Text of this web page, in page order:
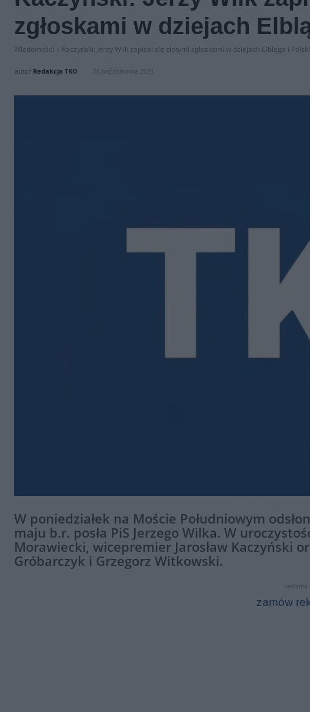
zgłoskami w dziejach
Wiadomości Kaczyński: Jerzy Wilk zapisał się złotymi zgłoskami w dziejach Elbląga i Polski
autor Redakcja TKO 26 października 2021
W poniedziałek na Moście Południowym
maju b.r. posła PiS Jerzego Wilka. W
Morawiecki, wicepremier Jarosław
Gróbarczyk i Grzegorz Witkowski.
reklama
zamów